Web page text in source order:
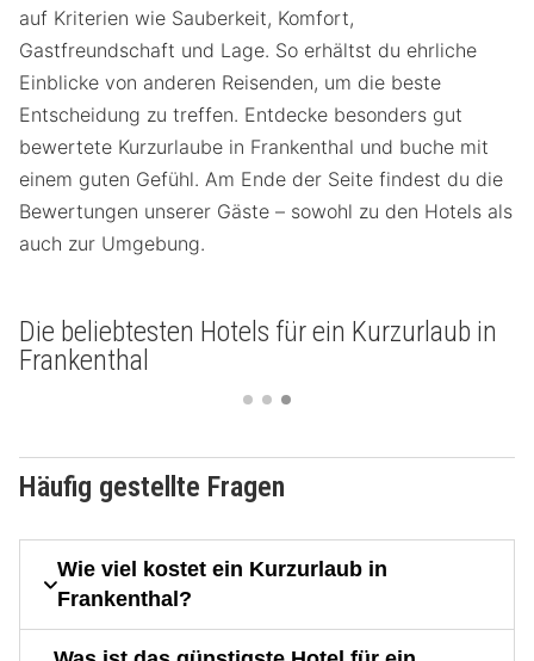
auf Kriterien wie Sauberkeit, Komfort,
Gastfreundschaft und Lage. So erhältst du ehrliche
Einblicke von anderen Reisenden, um die beste
Entscheidung zu treffen. Entdecke besonders gut
bewertete Kurzurlaube in Frankenthal und buche mit
einem guten Gefühl. Am Ende der Seite findest du die
Bewertungen unserer Gäste – sowohl zu den Hotels als
auch zur Umgebung.
Die beliebtesten Hotels für ein Kurzurlaub in
Frankenthal
Häufig gestellte Fragen
Wie viel kostet ein Kurzurlaub in
Frankenthal?